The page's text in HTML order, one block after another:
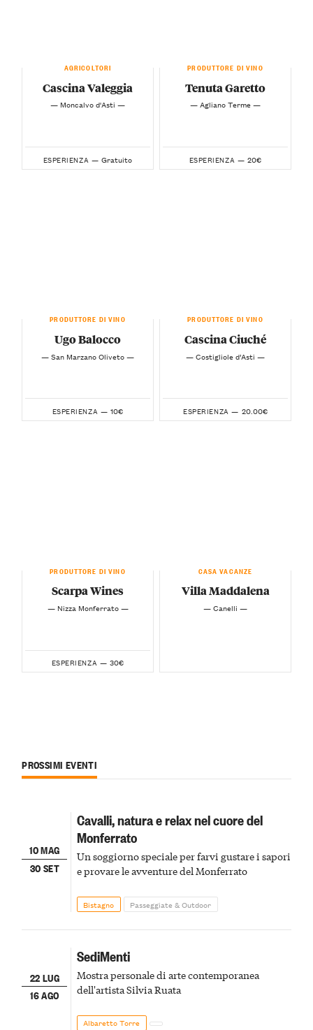
AGRICOLTORI
Cascina Valeggia
— Moncalvo d'Asti —
ESPERIENZA — Gratuito
PRODUTTORE DI VINO
Tenuta Garetto
— Agliano Terme —
ESPERIENZA — 20€
PRODUTTORE DI VINO
Ugo Balocco
— San Marzano Oliveto —
ESPERIENZA — 10€
PRODUTTORE DI VINO
Cascina Ciuché
— Costigliole d’Asti —
ESPERIENZA — 20.00€
PRODUTTORE DI VINO
Scarpa Wines
— Nizza Monferrato —
ESPERIENZA — 30€
CASA VACANZE
Villa Maddalena
— Canelli —
PROSSIMI EVENTI
10 MAG
30 SET
Cavalli, natura e relax nel cuore del
Monferrato
Un soggiorno speciale per farvi gustare i sapori
e provare le avventure del Monferrato
Bistagno Passeggiate & Outdoor
22 LUG
16 AGO
SediMenti
Mostra personale di arte contemporanea
dell'artista Silvia Ruata
Albaretto Torre